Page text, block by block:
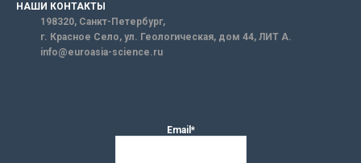
НАШИ КОНТАКТЫ
198320, Санкт-Петербург,
г. Красное Село, ул. Геологическая, дом 44, ЛИТ А.
info@euroasia-science.ru
Email*